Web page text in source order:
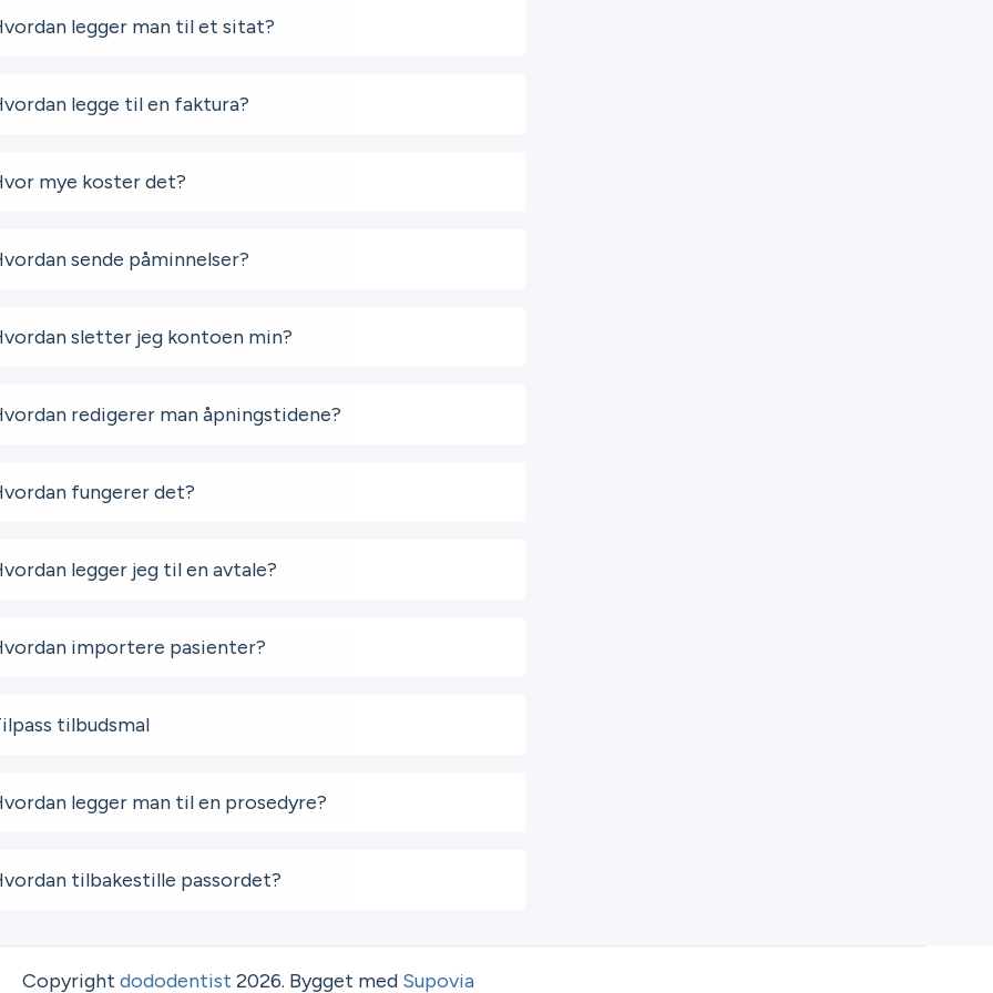
legger man til et sitat?
legge til en faktura?
mye koster det?
sende påminnelser?
sletter jeg kontoen min?
redigerer man åpningstidene?
fungerer det?
legger jeg til en avtale?
importere pasienter?
tilbudsmal
legger man til en prosedyre?
tilbakestille passordet?
Copyright dododentist 2026. Bygget med Supovia